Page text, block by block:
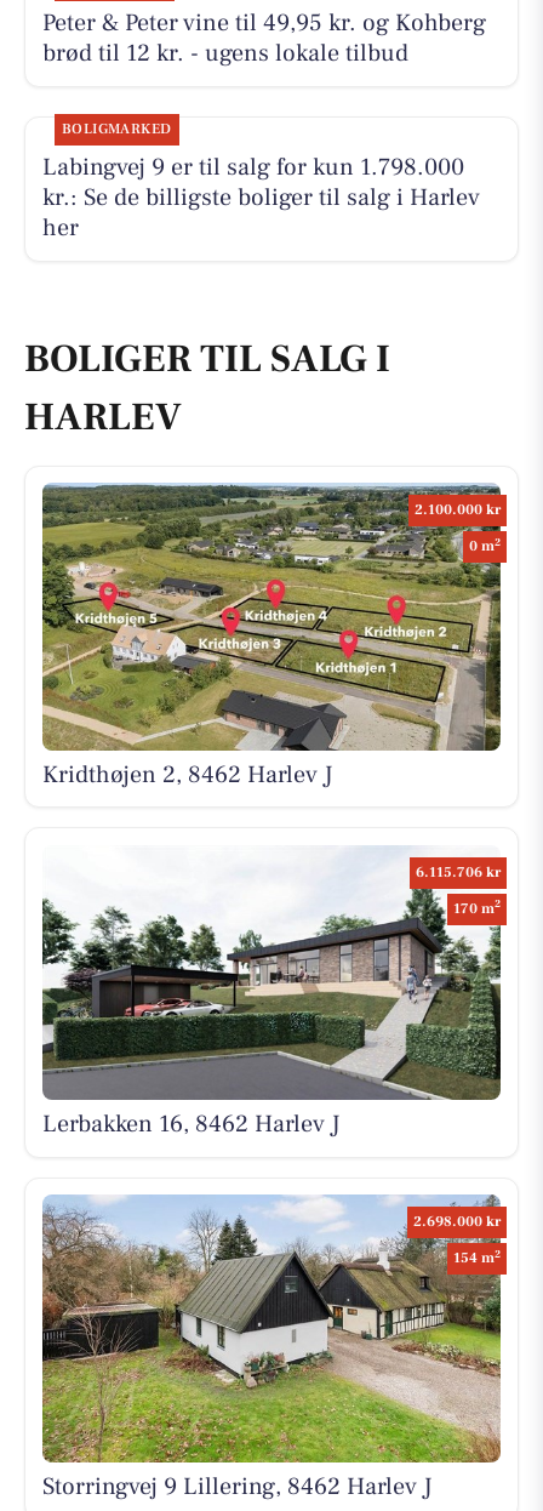
Peter & Peter vine til 49,95 kr. og Kohberg
brød til 12 kr. - ugens lokale tilbud
BOLIGMARKED
Labingvej 9 er til salg for kun 1.798.000
kr.: Se de billigste boliger til salg i Harlev
her
BOLIGER TIL SALG I
HARLEV
2.100.000 kr
0 m2
Kridthøjen 2, 8462 Harlev J
6.115.706 kr
170 m2
Lerbakken 16, 8462 Harlev J
2.698.000 kr
154 m2
Storringvej 9 Lillering, 8462 Harlev J